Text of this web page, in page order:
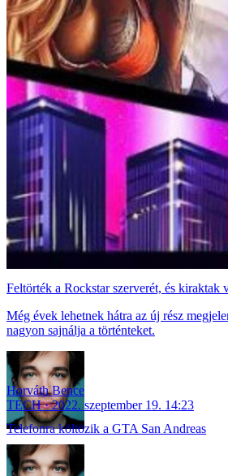
Feltörték a Rockstar szerverét, és
Még évek lehetnek hátra az új rész
nagyon sajnálja a történteket.
Horváth Bence
TECH
2022. szeptember 19. 14:23
Telefonra költözik a GTA San Andreas